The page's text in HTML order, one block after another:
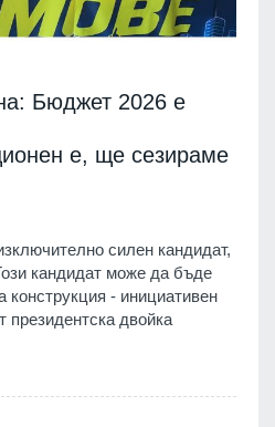
Бюджет 2026 е
е, ще сезираме
силен кандидат,
кандидат може да бъде
- инициативен
президентска двойка